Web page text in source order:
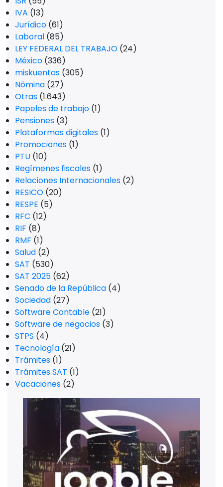
IVA (13)
Jurídico (61)
Laboral (85)
LEY FEDERAL DEL TRABAJO (24)
México (336)
miskuentas (305)
Nómina (27)
Otras (1.643)
Papeles de trabajo (1)
Pensiones (3)
Plataformas digitales (1)
Promociones (1)
PTU (10)
Regímenes fiscales (1)
Relaciones Internacionales (2)
RESICO (20)
RESPE (5)
RFC (12)
RIF (8)
RMF (1)
Salud (2)
SAT (530)
SAT 2025 (62)
Senado de la República (4)
Sociedad (27)
Software Contable (21)
Software de negocios (3)
STPS (4)
Tecnología (21)
Trámites (1)
Trámites SAT (1)
Vacaciones (2)